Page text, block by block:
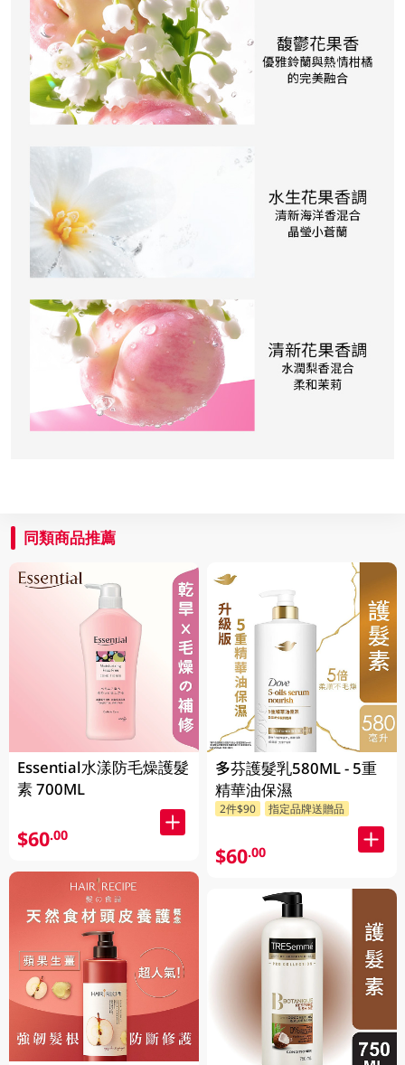
同類商品推薦
Essential水漾防毛燥護髮
素 700ML
$60.00
多芬護髮乳580ML - 5重
精華油保濕
2件$90 指定品牌送贈品
$60.00